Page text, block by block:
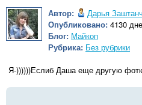
Автор:
Дарья
Опубликовано: 4130
Блог: Майкоп
Рубрика: Без рубрики
Я-))))))Еслиб Даша еще другую